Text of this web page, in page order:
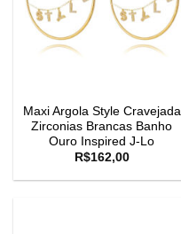
Maxi Argola Style Cravejada
Zirconias Brancas Banho
Ouro Inspired J-Lo
R$162,00